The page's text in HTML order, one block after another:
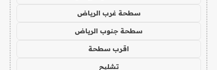
سطحة غرب الرياض
سطحة جنوب الرياض
اقرب سطحة
تشليح